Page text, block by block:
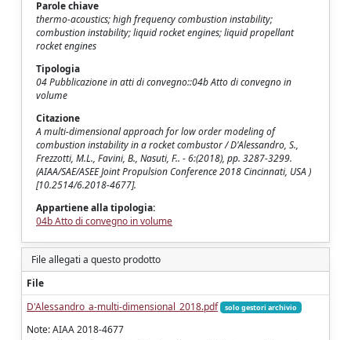
Parole chiave
thermo-acoustics; high frequency combustion instability;
combustion instability; liquid rocket engines; liquid propellant
rocket engines
Tipologia
04 Pubblicazione in atti di convegno::04b Atto di convegno in
volume
Citazione
A multi-dimensional approach for low order modeling of
combustion instability in a rocket combustor / D'Alessandro, S.,
Frezzotti, M.L., Favini, B., Nasuti, F.. - 6:(2018), pp. 3287-3299.
(AIAA/SAE/ASEE Joint Propulsion Conference 2018 Cincinnati, USA )
[10.2514/6.2018-4677].
Appartiene alla tipologia:
04b Atto di convegno in volume
File allegati a questo prodotto
File
D'Alessandro_a-multi-dimensional_2018.pdf
solo gestori archivio
Note: AIAA 2018-4677